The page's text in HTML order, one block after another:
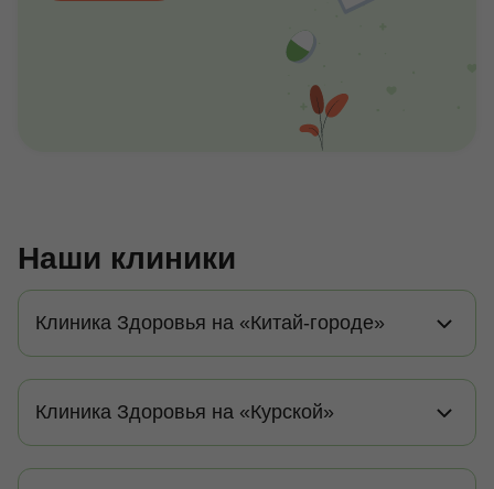
Наши клиники
Клиника Здоровья на «Китай-городе»
Клиника Здоровья на «Курской»